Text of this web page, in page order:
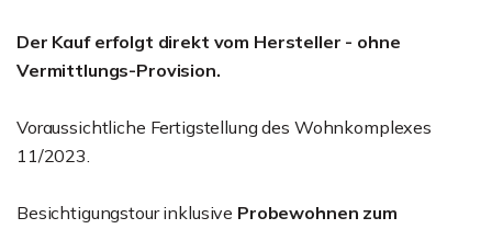
Der Kauf erfolgt direkt vom Hersteller - ohne
Vermittlungs-Provision.
Voraussichtliche Fertigstellung des Wohnkomplexes
11/2023.
Besichtigungstour inklusive Probewohnen zum